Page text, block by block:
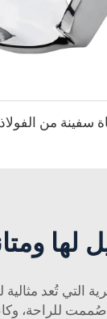
لها
تُعد
في البيئة البحرية.